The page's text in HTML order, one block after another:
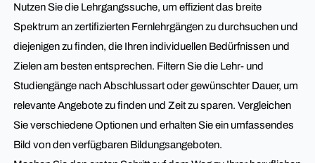
Nutzen Sie die Lehrgangssuche, um effizient das breite
Spektrum an zertifizierten Fernlehrgängen zu durchsuchen und
diejenigen zu finden, die Ihren individuellen Bedürfnissen und
Zielen am besten entsprechen. Filtern Sie die Lehr- und
Studiengänge nach Abschlussart oder gewünschter Dauer, um
relevante Angebote zu finden und Zeit zu sparen. Vergleichen
Sie verschiedene Optionen und erhalten Sie ein umfassendes
Bild von den verfügbaren Bildungsangeboten.